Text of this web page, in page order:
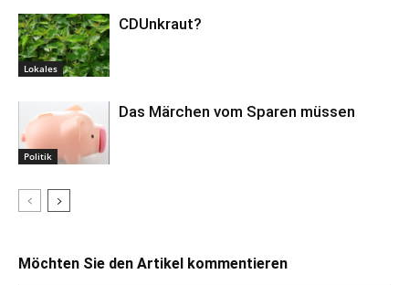
Lokales
CDUnkraut?
Politik
Das Märchen vom Sparen müssen
Möchten Sie den Artikel kommentieren